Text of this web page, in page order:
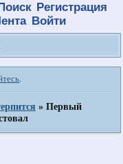
Регистрация
Войти
»Первый